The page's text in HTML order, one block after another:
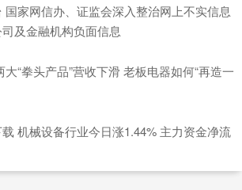
国家网信办、证监会深入整治网上不实信息
及金融机构负面信息
“拳头产品”营收下滑 老板电器如何“再造一
机械设备行业今日涨1.44% 主力资金净流